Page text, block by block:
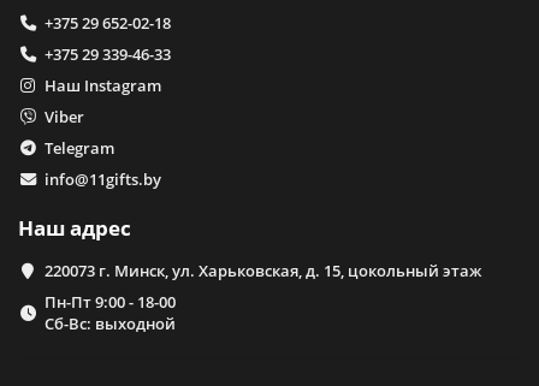
+375 29 652-02-18
+375 29 339-46-33
Наш Instagram
Viber
Telegram
info@11gifts.by
Наш адрес
220073 г. Минск, ул. Харьковская, д. 15, цокольный этаж
Пн-Пт 9:00 - 18-00
Сб-Вс: выходной